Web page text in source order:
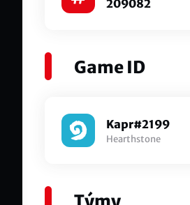
209082
Game ID
Kapr#2199
Hearthstone